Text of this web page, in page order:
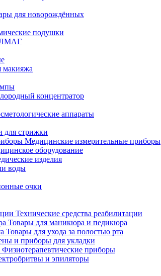
для новорождённых
подушки
макияжа
концентратор
аппараты
стрижки
Медицинские измерительные приборы
оборудование
изделия
воды
очки
Технические средства реабилитации
Товары для маникюра и педикюра
Товары для ухода за полостью рта
и приборы для укладки
Физиотерапевтические приборы
и эпиляторы